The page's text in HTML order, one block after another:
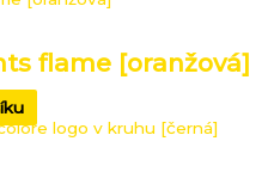
flame [oranžová]